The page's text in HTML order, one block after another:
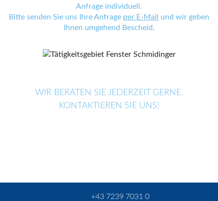
Anfrage individuell.
Bitte senden Sie uns Ihre Anfrage per E-Mail
und wir geben
Ihnen umgehend Bescheid.
WIR BERATEN SIE JEDERZEIT GERNE.
KONTAKTIEREN SIE UNS!
+43 7239 7031 0